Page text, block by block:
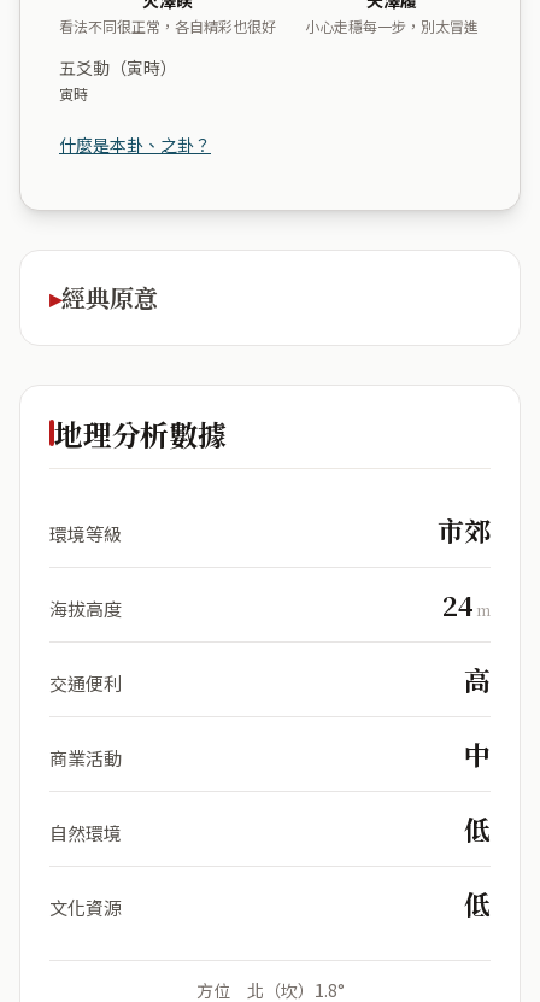
看法不同很正常，各自精彩也很好 小心走穩每一步，別太冒進
五爻動（寅時）
寅時
什麼是本卦、之卦？
經典原意
地理分析數據
環境等級 市郊
海拔高度 24 m
交通便利 高
商業活動 中
自然環境 低
文化資源 低
方位 北（坎）1.8°